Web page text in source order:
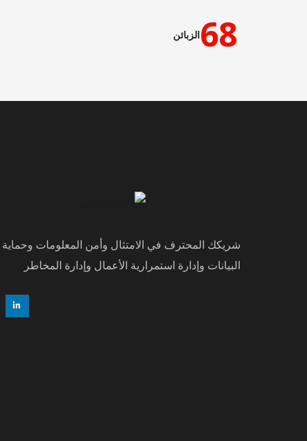
68 الزبائن
شريكك المحترف في الامتثال وأمن المعلومات وحماية
البيانات وإدارة استمرارية الأعمال وإدارة المخاطر